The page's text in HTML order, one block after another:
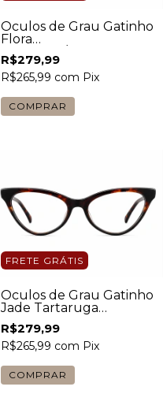
Óculos de Grau Gatinho
Flora
Vermelho/Tartaruga
Feminino
R$279,99
R$265,99 com Pix
FRETE GRÁTIS
Óculos de Grau Gatinho
Jade Tartaruga
Feminino
R$279,99
R$265,99 com Pix